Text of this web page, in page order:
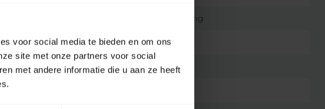
voor social media te bieden en om ons
site met onze partners voor social
met andere informatie die u aan ze heeft
Original-Fernbedienung
9
11 Gramm